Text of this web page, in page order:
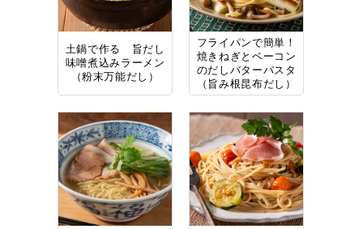
土鍋で作る 旨だし
味噌煮込みラーメン
（粉末万能だし）
フライパンで簡単！
焼きねぎとベーコン
のだしバターパスタ
（旨み根昆布だし）